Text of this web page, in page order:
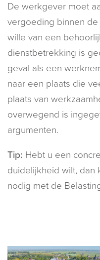
De werkgever moet
vergoeding binnen
wille van een
dienstbetrekking is
geval als een
naar een plaats die
plaats van
overwegend is
argumenten.
Tip: Hebt u een
duidelijkheid wilt, dan
nodig met de